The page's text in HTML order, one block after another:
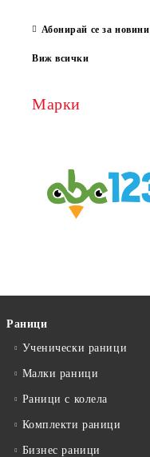
Абонирай се за новини
Виж всички
Марки
Раници
Ученически раници
Малки раници
Раници с колела
Комплекти раници
Бизнес раници